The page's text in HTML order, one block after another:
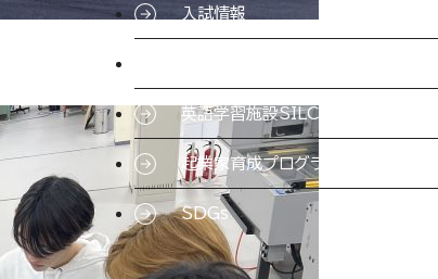
入試情報
英語学習施設SILC
起業家育成プログラム
SDGs